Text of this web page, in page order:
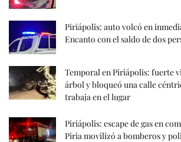
Piriápolis: auto volcó en
Encanto con el saldo de dos
Temporal en Piriápolis: fuerte
árbol y bloqueó una calle
trabaja en el lugar
Piriápolis: escape de gas en
Piria movilizó a bomberos y